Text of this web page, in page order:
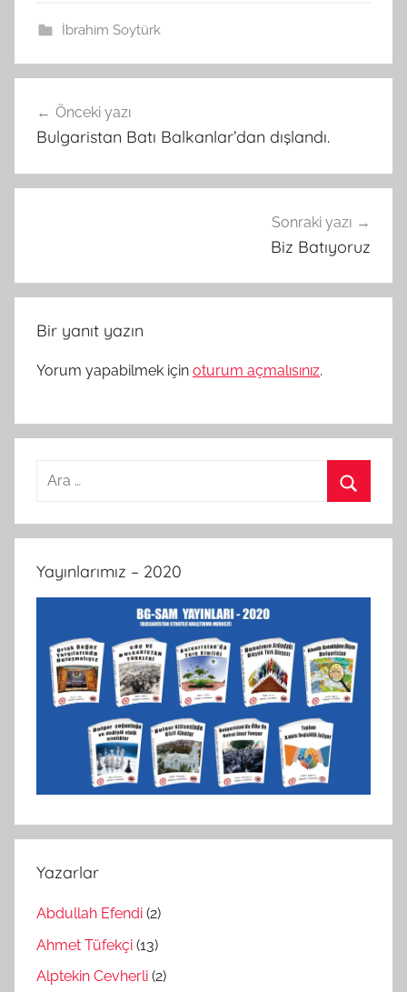
İbrahim Soytürk
gezinmesi
Önceki yazı
Bulgaristan Batı Balkanlar’dan dışlandı.
Sonraki yazı
Biz Batıyoruz
Bir yanıt yazın
Yorum yapabilmek için oturum açmalısınız.
Arama:
Yayınlarımız – 2020
Yazarlar
Abdullah Efendi (2)
Ahmet Tüfekçi (13)
Alptekin Cevherli (2)